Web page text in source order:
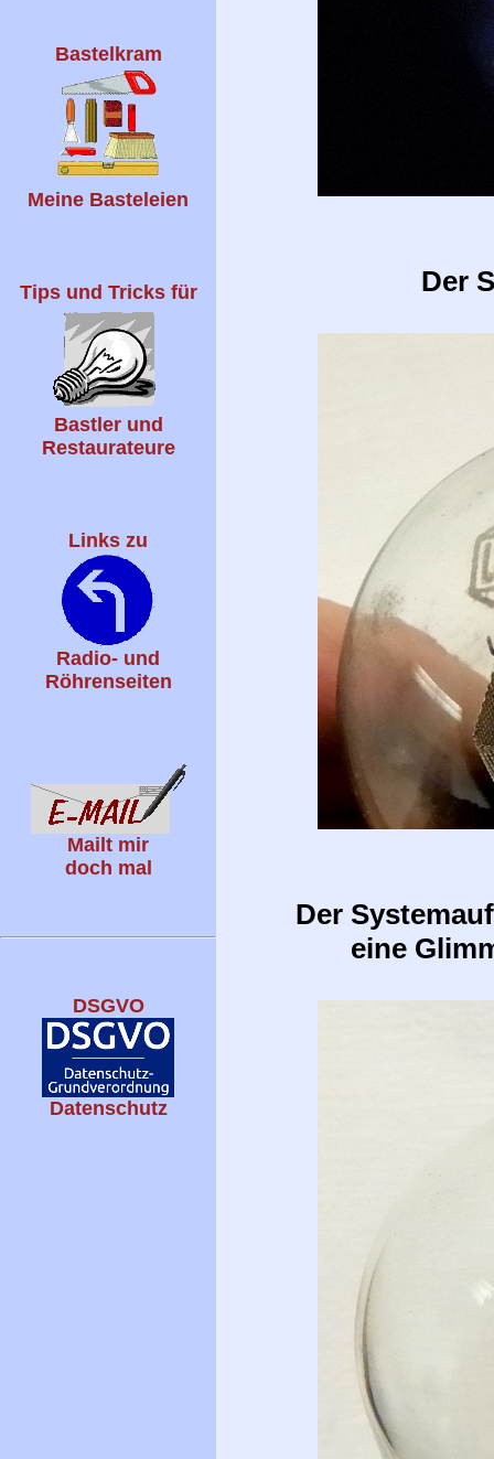
Bastelkram
Meine Basteleien
Tips und Tricks für
Bastler und
Restaurateure
Links zu
Radio- und
Röhrenseiten
Mailt mir
doch mal
DSGVO
Datenschutz
Der
Der
eine